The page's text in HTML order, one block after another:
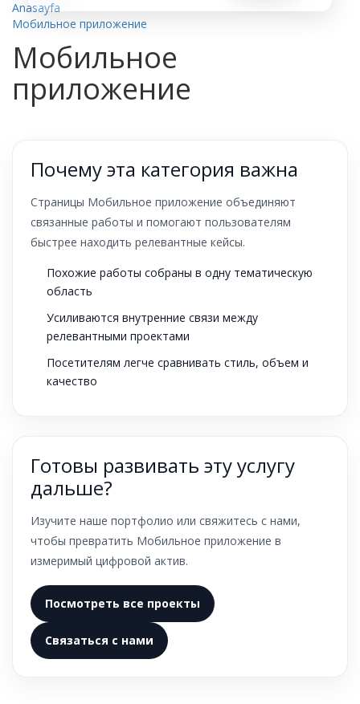
Anasayfa
Мобильное приложение
Мобильное
приложение
Почему эта категория важна
Страницы Мобильное приложение объединяют
связанные работы и помогают пользователям
быстрее находить релевантные кейсы.
Похожие работы собраны в одну тематическую
область
Усиливаются внутренние связи между
релевантными проектами
Посетителям легче сравнивать стиль, объем и
качество
Готовы развивать эту услугу
дальше?
Изучите наше портфолио или свяжитесь с нами,
чтобы превратить Мобильное приложение в
измеримый цифровой актив.
Посмотреть все проекты
Связаться с нами